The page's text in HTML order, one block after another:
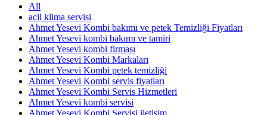
All
acil klima servisi
Ahmet Yesevi Kombi bakımı ve petek Temizliği Fiyatları
Ahmet Yesevi kombi bakımı ve tamiri
Ahmet Yesevi kombi firması
Ahmet Yesevi Kombi Markaları
Ahmet Yesevi Kombi petek temizliği
Ahmet Yesevi Kombi servis fiyatları
Ahmet Yesevi Kombi Servis Hizmetleri
Ahmet Yesevi kombi servisi
Ahmet Yesevi Kombi Servisi iletişim